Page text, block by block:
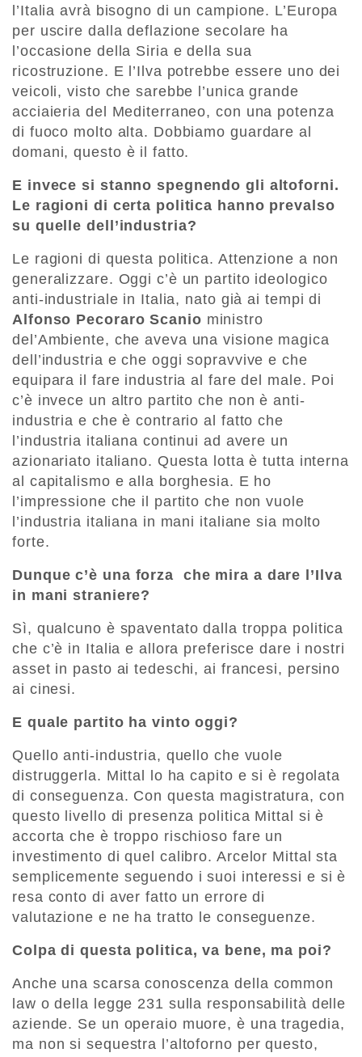
l’Italia avrà bisogno di un campione. L’Europa
per uscire dalla deflazione secolare ha
l’occasione della Siria e della sua
ricostruzione. E l’Ilva potrebbe essere uno dei
veicoli, visto che sarebbe l’unica grande
acciaieria del Mediterraneo, con una potenza
di fuoco molto alta. Dobbiamo guardare al
domani, questo è il fatto.
E invece si stanno spegnendo gli altoforni.
Le ragioni di certa politica hanno prevalso
su quelle dell’industria?
Le ragioni di questa politica. Attenzione a non
generalizzare. Oggi c’è un partito ideologico
anti-industriale in Italia, nato già ai tempi di
Alfonso Pecoraro Scanio ministro
del’Ambiente, che aveva una visione magica
dell’industria e che oggi sopravvive e che
equipara il fare industria al fare del male. Poi
c’è invece un altro partito che non è anti-
industria e che è contrario al fatto che
l’industria italiana continui ad avere un
azionariato italiano. Questa lotta è tutta interna
al capitalismo e alla borghesia. E ho
l’impressione che il partito che non vuole
l’industria italiana in mani italiane sia molto
forte.
Dunque c’è una forza che mira a dare l’Ilva
in mani straniere?
Sì, qualcuno è spaventato dalla troppa politica
che c’è in Italia e allora preferisce dare i nostri
asset in pasto ai tedeschi, ai francesi, persino
ai cinesi.
E quale partito ha vinto oggi?
Quello anti-industria, quello che vuole
distruggerla. Mittal lo ha capito e si è regolata
di conseguenza. Con questa magistratura, con
questo livello di presenza politica Mittal si è
accorta che è troppo rischioso fare un
investimento di quel calibro. Arcelor Mittal sta
semplicemente seguendo i suoi interessi e si è
resa conto di aver fatto un errore di
valutazione e ne ha tratto le conseguenze.
Colpa di questa politica, va bene, ma poi?
Anche una scarsa conoscenza della common
law o della legge 231 sulla responsabilità delle
aziende. Se un operaio muore, è una tragedia,
ma non si sequestra l’altoforno per questo,